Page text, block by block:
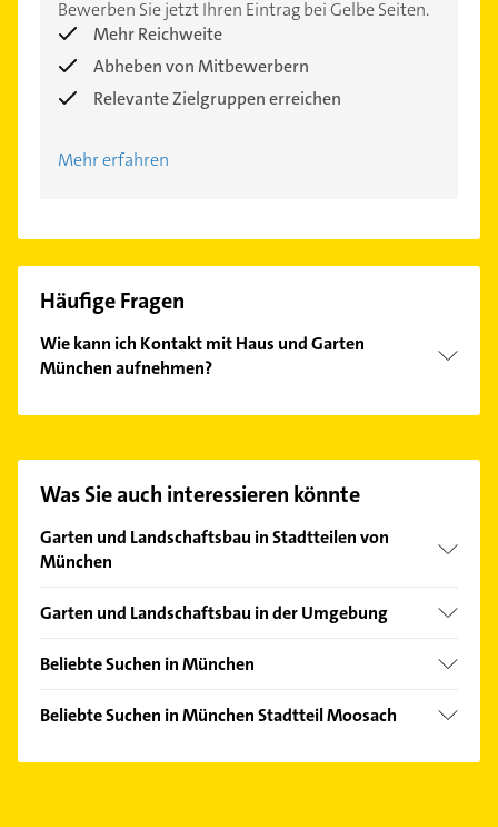
Bewerben Sie jetzt Ihren Eintrag bei Gelbe Seiten.
Mehr Reichweite
Abheben von Mitbewerbern
Relevante Zielgruppen erreichen
Mehr erfahren
Häufige Fragen
Wie kann ich Kontakt mit Haus und Garten
München aufnehmen?
finden Sie alleKontaktdaten.
Was Sie auch interessieren könnte
Garten und Landschaftsbau in Stadtteilen von
München
Allach
Aubing
Bogenhausen
Feldmoching
Garten und Landschaftsbau in der Umgebung
Karlsfeld
Oberschleißheim
Beliebte Suchen in München
Fensterbauer
Zahnarzt
Beliebte Suchen in München Stadtteil Moosach